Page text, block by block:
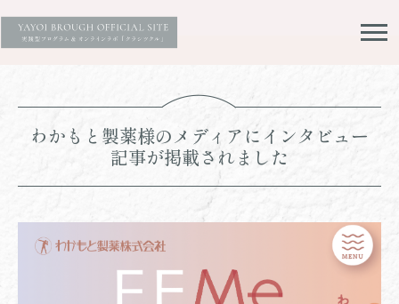
わかもと製薬様のメディアにインタビュー
記事が掲載されました